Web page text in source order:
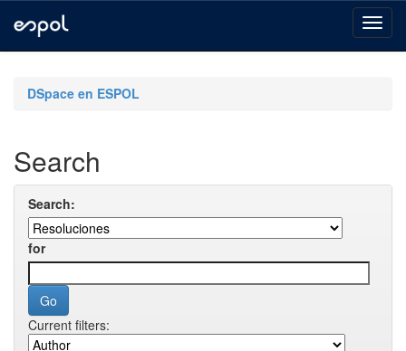
navigationDSpace en ESPOL
Search
Search:
for
Current filters: